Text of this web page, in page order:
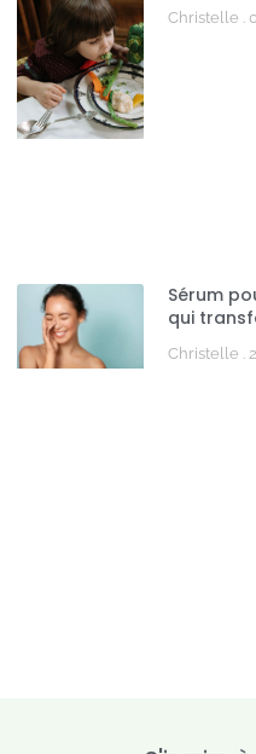
Christelle
Sérum
qui
Christelle